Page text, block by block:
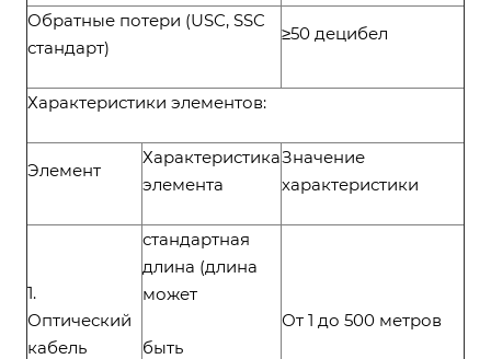
Обратные потери (USC, SSC
стандарт)
≥50 децибел
Характеристики элементов:
Элемент
Характеристика
элемента
Значение
характеристики
1.
Оптический
кабель
стандартная
длина (длина
может
быть
От 1 до 500 метров